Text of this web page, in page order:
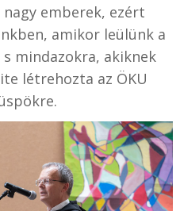
emberek, ezért
amikor leülünk a
mindazokra, akiknek
létrehozta az ÖKU